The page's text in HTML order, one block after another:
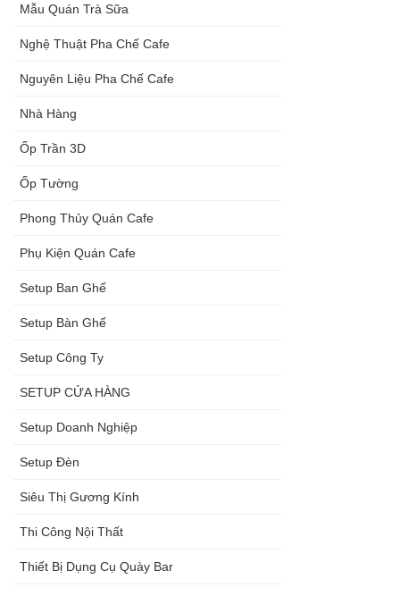
Mẫu Quán Trà Sữa
Nghệ Thuật Pha Chế Cafe
Nguyên Liệu Pha Chế Cafe
Nhà Hàng
Ốp Trần 3D
Ốp Tường
Phong Thủy Quán Cafe
Phụ Kiện Quán Cafe
Setup Ban Ghế
Setup Bàn Ghế
Setup Công Ty
SETUP CỬA HÀNG
Setup Doanh Nghiệp
Setup Đèn
Siêu Thị Gương Kính
Thi Công Nội Thất
Thiết Bị Dụng Cụ Quày Bar